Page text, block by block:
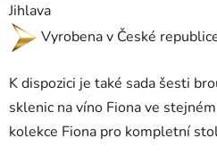
Jihlava
Vyrobena v České
K dispozici je také sada šesti
sklenic na víno Fiona ve
kolekce Fiona pro kompletní